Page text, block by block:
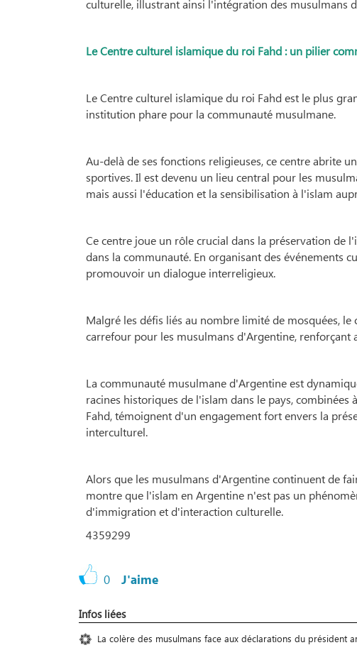
culturelle, illustrant ainsi l'intégration des musulmans
Le Centre culturel islamique du roi Fahd : un pilier
Le Centre culturel islamique du roi Fahd est le plus
institution phare pour la communauté musulmane.
Au-delà de ses fonctions religieuses, ce centre abrite
sportives. Il est devenu un lieu central pour les
mais aussi l'éducation et la sensibilisation à l'islam
Ce centre joue un rôle crucial dans la préservation
dans la communauté. En organisant des événements
promouvoir un dialogue interreligieux.
Malgré les défis liés au nombre limité de mosquées,
carrefour pour les musulmans d'Argentine,
La communauté musulmane d'Argentine est
racines historiques de l'islam dans le pays,
Fahd, témoignent d'un engagement fort envers la
interculturel.
Alors que les musulmans d'Argentine continuent de
montre que l'islam en Argentine n'est pas un
d'immigration et d'interaction culturelle.
4359299
0 J'aime
Infos liées
La colère des musulmans face aux déclarations du président